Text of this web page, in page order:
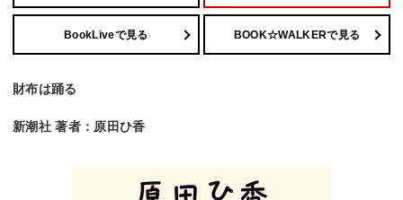
BookLiveで見る BOOK☆WALKERで見る
財布は踊る
新潮社 著者：原田ひ香